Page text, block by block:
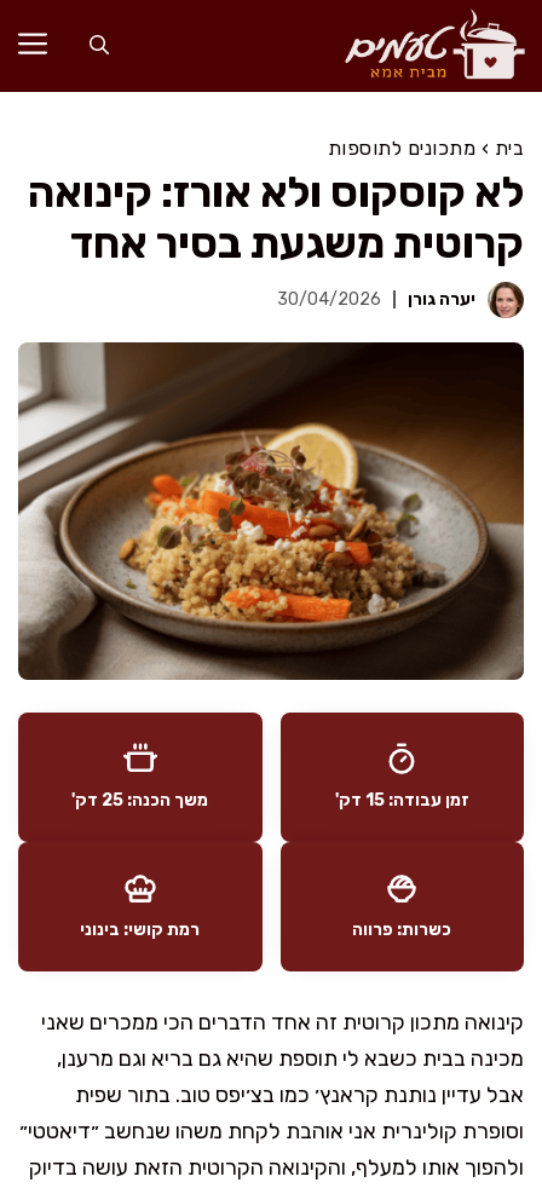
לדלג
לתוכן
בית › מתכונים לתוספות
לא קוסקוס ולא אורז: קינואה
קרוטית משגעת בסיר אחד
יערה גורן 30/04/2026
זמן עבודה: 15 דק' משך הכנה: 25 דק'
כשרות: פרווה רמת קושי: בינוני
קינואה מתכון קרוטית זה אחד הדברים הכי ממכרים שאני
מכינה בבית כשבא לי תוספת שהיא גם בריא וגם מרענן,
אבל עדיין נותנת קראנץ׳ כמו בצ׳יפס טוב. בתור שפית
וסופרת קולינרית אני אוהבת לקחת משהו שנחשב ״דיאטטי״
ולהפוך אותו למעלף, והקינואה הקרוטית הזאת עושה בדיוק